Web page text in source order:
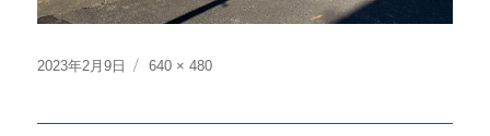
投
2023年2月9日
フ
640 × 480